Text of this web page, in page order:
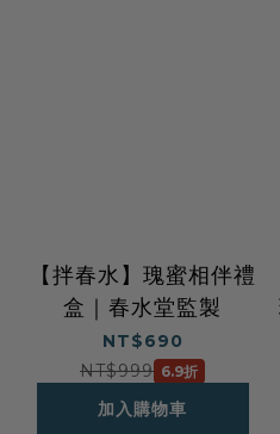
【拌春水】瑰蜜相伴禮
盒｜春水堂監製
NT$690
NT$999 6.9折
加入購物車